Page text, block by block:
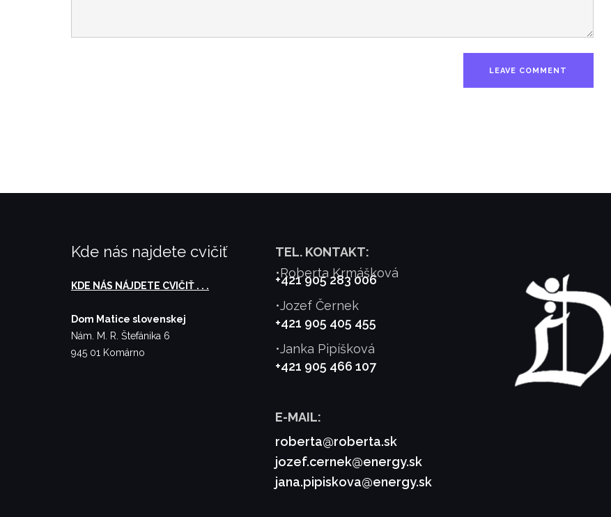
Kde nás najdete cvičiť
KDE NÁS NÁJDETE CVIČIŤ . . .
Dom Matice slovenskej
Nám. M. R. Štefánika 6
945 01 Komárno
TEL. KONTAKT:
•Roberta Krmášková
+421 905 283 006
•Jozef Černek
+421 905 405 455
•Janka Pipíšková
+421 905 466 107
E-MAIL:
roberta@roberta.sk
jozef.cernek@energy.sk
jana.pipiskova@energy.sk